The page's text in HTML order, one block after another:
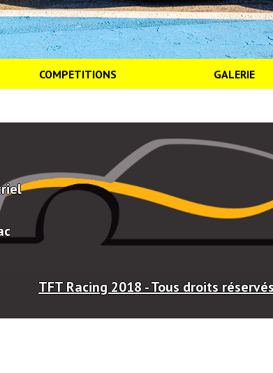
COMPETITIONS GALERIE
TFT Racing 2018 - Tous droits